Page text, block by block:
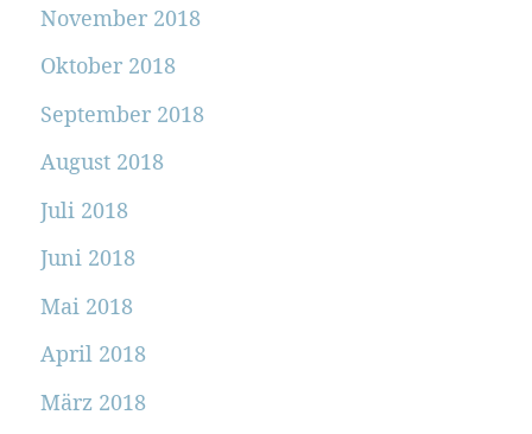
November 2018
Oktober 2018
September 2018
August 2018
Juli 2018
Juni 2018
Mai 2018
April 2018
März 2018